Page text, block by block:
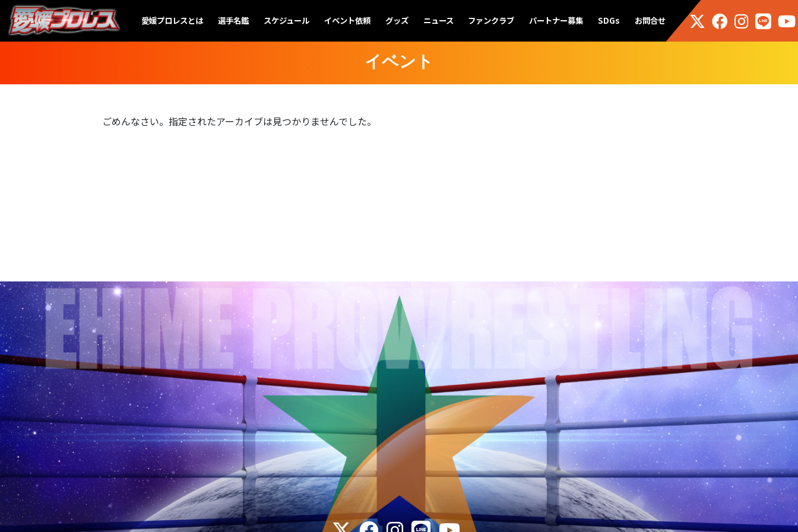
愛媛プロレスとは 選手名鑑 スケジュール イベント依頼 グッズ ニュース ファンクラブ パートナー募集 SDGs お問合せ
イベント
ごめんなさい。指定されたアーカイブは見つかりませんでした。